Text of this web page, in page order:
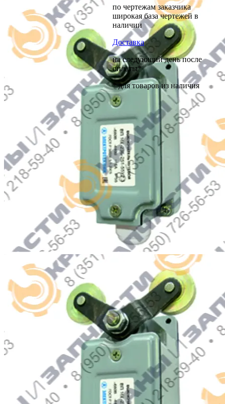
по чертежам заказчика
широкая база чертежей в
наличии
Доставка
на следующий день после
оплаты*
* для товаров из наличия